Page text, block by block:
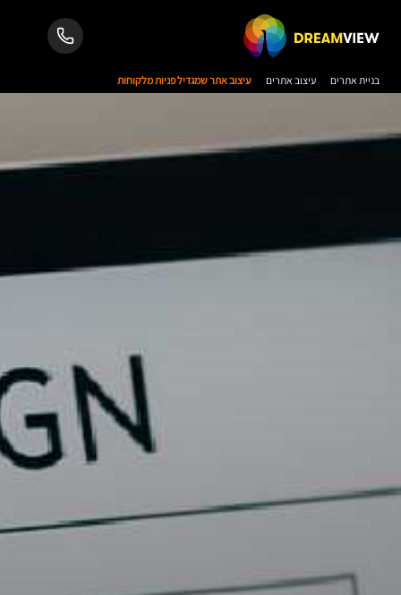
בניית אתרים עיצוב אתרים עיצוב אתר שמגדיל פניות מלקוחות